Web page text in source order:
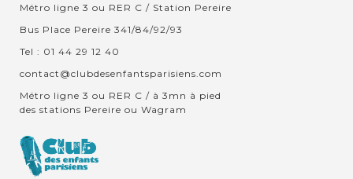
Métro ligne 3 ou RER C / Station Pereire
Bus Place Pereire 341/84/92/93
Tel : 01 44 29 12 40
contact@clubdesenfantsparisiens.com
Métro ligne 3 ou RER C / à 3mn à pied
des stations Pereire ou Wagram